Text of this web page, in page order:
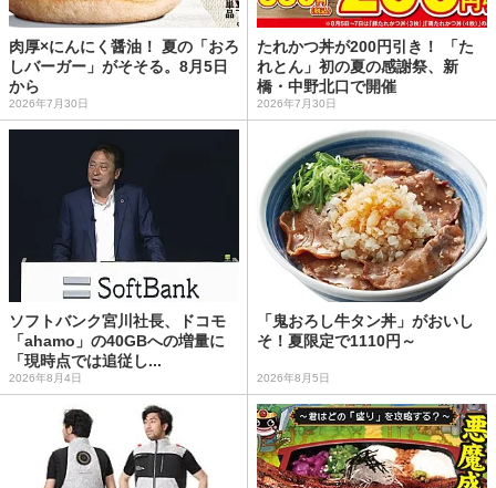
肉厚×にんにく醤油！ 夏の「おろ
しバーガー」がそそる。8月5日
から
2026年7月30日
たれかつ丼が200円引き！ 「た
れとん」初の夏の感謝祭、新
橋・中野北口で開催
2026年7月30日
ソフトバンク宮川社長、ドコモ
「ahamo」の40GBへの増量に
「現時点では追従し...
2026年8月4日
「鬼おろし牛タン丼」がおいし
そ！夏限定で1110円～
2026年8月5日